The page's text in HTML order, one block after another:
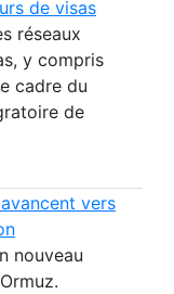
de visas
réseaux
y compris
cadre du
de
vers
nouveau